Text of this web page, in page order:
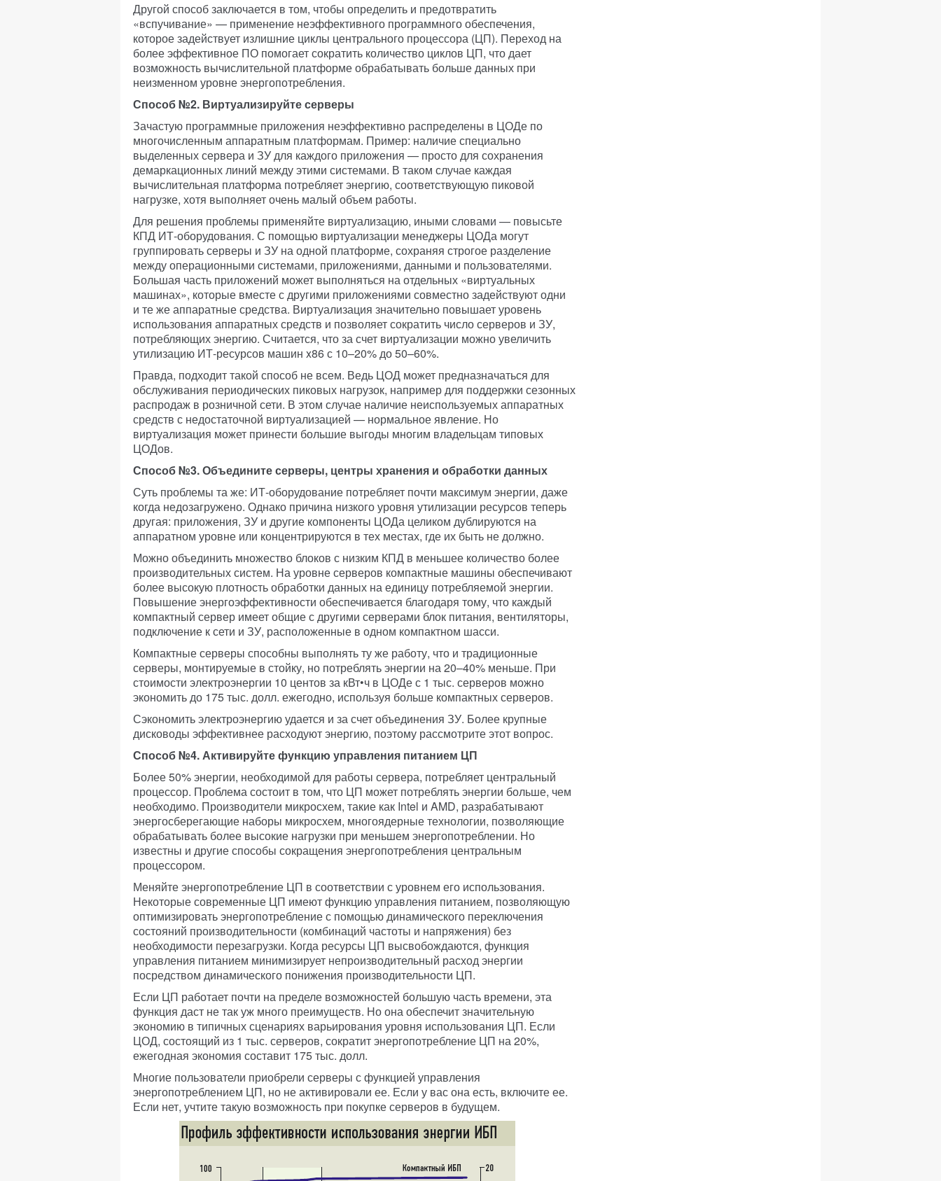
Другой способ заключается в том, чтобы определить и предотвратить
«вспучивание» — применение неэффективного программного обеспечения,
которое задействует излишние циклы центрального процессора (ЦП). Переход на
более эффективное ПО помогает сократить количество циклов ЦП, что дает
возможность вычислительной платформе обрабатывать больше данных при
неизменном уровне энергопотребления.
Способ №2. Виртуализируйте серверы
Зачастую программные приложения неэффективно распределены в ЦОДе по
многочисленным аппаратным платформам. Пример: наличие специально
выделенных сервера и ЗУ для каждого приложения — просто для сохранения
демаркационных линий между этими системами. В таком случае каждая
вычислительная платформа потребляет энергию, соответствующую пиковой
нагрузке, хотя выполняет очень малый объем работы.
Для решения проблемы применяйте виртуализацию, иными словами — повысьте
КПД ИТ-оборудования. С помощью виртуализации менеджеры ЦОДа могут
группировать серверы и ЗУ на одной платформе, сохраняя строгое разделение
между операционными системами, приложениями, данными и пользователями.
Большая часть приложений может выполняться на отдельных «виртуальных
машинах», которые вместе с другими приложениями совместно задействуют одни
и те же аппаратные средства. Виртуализация значительно повышает уровень
использования аппаратных средств и позволяет сократить число серверов и ЗУ,
потребляющих энергию. Считается, что за счет виртуализации можно увеличить
утилизацию ИТ-ресурсов машин x86 с 10–20% до 50–60%.
Правда, подходит такой способ не всем. Ведь ЦОД может предназначаться для
обслуживания периодических пиковых нагрузок, например для поддержки сезонных
распродаж в розничной сети. В этом случае наличие неиспользуемых аппаратных
средств с недостаточной виртуализацией — нормальное явление. Но
виртуализация может принести большие выгоды многим владельцам типовых
ЦОДов.
Способ №3. Объедините серверы, центры хранения и обработки данных
Суть проблемы та же: ИТ-оборудование потребляет почти максимум энергии, даже
когда недозагружено. Однако причина низкого уровня утилизации ресурсов теперь
другая: приложения, ЗУ и другие компоненты ЦОДа целиком дублируются на
аппаратном уровне или концентрируются в тех местах, где их быть не должно.
Можно объединить множество блоков с низким КПД в меньшее количество более
производительных систем. На уровне серверов компактные машины обеспечивают
более высокую плотность обработки данных на единицу потребляемой энергии.
Повышение энергоэффективности обеспечивается благодаря тому, что каждый
компактный сервер имеет общие с другими серверами блок питания, вентиляторы,
подключение к сети и ЗУ, расположенные в одном компактном шасси.
Компактные серверы способны выполнять ту же работу, что и традиционные
серверы, монтируемые в стойку, но потреблять энергии на 20–40% меньше. При
стоимости электроэнергии 10 центов за кВт•ч в ЦОДе с 1 тыс. серверов можно
экономить до 175 тыс. долл. ежегодно, используя больше компактных серверов.
Сэкономить электроэнергию удается и за счет объединения ЗУ. Более крупные
дисководы эффективнее расходуют энергию, поэтому рассмотрите этот вопрос.
Способ №4. Активируйте функцию управления питанием ЦП
Более 50% энергии, необходимой для работы сервера, потребляет центральный
процессор. Проблема состоит в том, что ЦП может потреблять энергии больше, чем
необходимо. Производители микросхем, такие как Intel и AMD, разрабатывают
энергосберегающие наборы микросхем, многоядерные технологии, позволяющие
обрабатывать более высокие нагрузки при меньшем энергопотреблении. Но
известны и другие способы сокращения энергопотребления центральным
процессором.
Меняйте энергопотребление ЦП в соответствии с уровнем его использования.
Некоторые современные ЦП имеют функцию управления питанием, позволяющую
оптимизировать энергопотребление с помощью динамического переключения
состояний производительности (комбинаций частоты и напряжения) без
необходимости перезагрузки. Когда ресурсы ЦП высвобождаются, функция
управления питанием минимизирует непроизводительный расход энергии
посредством динамического понижения производительности ЦП.
Если ЦП работает почти на пределе возможностей большую часть времени, эта
функция даст не так уж много преимуществ. Но она обеспечит значительную
экономию в типичных сценариях варьирования уровня использования ЦП. Если
ЦОД, состоящий из 1 тыс. серверов, сократит энергопотребление ЦП на 20%,
ежегодная экономия составит 175 тыс. долл.
Многие пользователи приобрели серверы с функцией управления
энергопотреблением ЦП, но не активировали ее. Если у вас она есть, включите ее.
Если нет, учтите такую возможность при покупке серверов в будущем.